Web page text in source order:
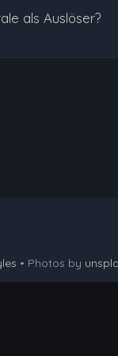
als Auslöser?
• Photos by